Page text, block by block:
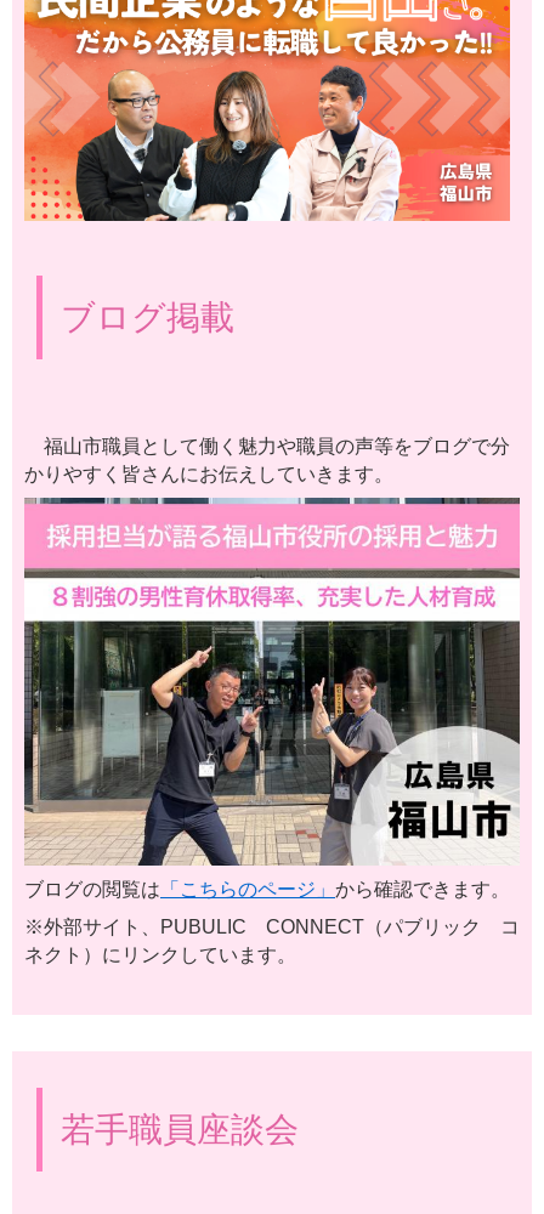
ブログ掲載
福山市職員として働く魅力や職員の声等をブログで分
かりやすく皆さんにお伝えしていきます。
ブログの閲覧は 「こちらのページ」 から確認できます。
※外部サイト、PUBULIC CONNECT（パブリック コ
ネクト）にリンクしています。
若手職員座談会